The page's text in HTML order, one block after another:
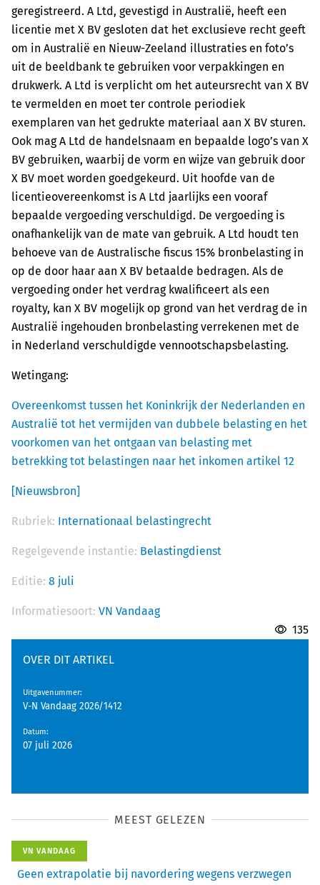
geregistreerd. A Ltd, gevestigd in Australië, heeft een
licentie met X BV gesloten dat het exclusieve recht geeft
om in Australië en Nieuw-Zeeland illustraties en foto’s
uit de beeldbank te gebruiken voor verpakkingen en
drukwerk. A Ltd is verplicht om het auteursrecht van X BV
te vermelden en moet ter controle periodiek
exemplaren van het gedrukte materiaal aan X BV sturen.
Ook mag A Ltd de handelsnaam en bepaalde logo’s van X
BV gebruiken, waarbij de vorm en wijze van gebruik door
X BV moet worden goedgekeurd. Uit hoofde van de
licentieovereenkomst is A Ltd jaarlijks een vooraf
bepaalde vergoeding verschuldigd. De vergoeding is
onafhankelijk van de mate van gebruik. A Ltd houdt ten
behoeve van de Australische fiscus 15% bronbelasting in
op de door haar aan X BV betaalde bedragen. Als de
vergoeding onder het verdrag kwalificeert als een
royalty, kan X BV mogelijk op grond van het verdrag de in
Australië ingehouden bronbelasting verrekenen met de
in Nederland verschuldigde vennootschapsbelasting.
Wetingang:
Overeenkomst tussen het Koninkrijk der Nederlanden en
Australië tot het vermijden van dubbele belasting en het
voorkomen van het ontgaan van belasting met
betrekking tot belastingen naar het inkomen artikel 12
[Nieuwsbron]
Rubriek: Internationaal belastingrecht
Regelgevende instantie: Belastingdienst
Editie: 8 juli
Informatiesoort: VN Vandaag
135
OVER DIT ARTIKEL
Uitgavenummer:
V-N Vandaag 2026/1412
Datum:
07 juli 2026
MEEST GELEZEN
VN VANDAAG
Geen extrapolatie bij navordering wegens verzwegen